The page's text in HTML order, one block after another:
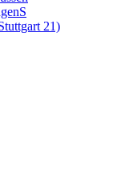
21)